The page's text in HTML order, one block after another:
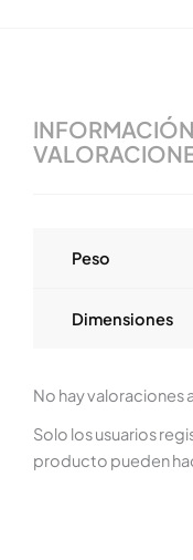
Peso
Dimensiones
No hay valoraciones
Solo los usuarios
producto pueden